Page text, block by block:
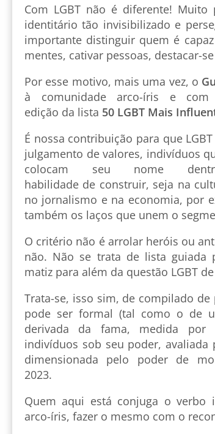
Com LGBT não é diferente!
identitário tão invisibilizado e
importante distinguir quem é
mentes, cativar pessoas, destacar-
Por esse motivo, mais uma vez, o
à comunidade arco-íris e
edição da lista 50 LGBT Mais
É nossa contribuição para que
julgamento de valores, indivíduos
colocam seu nome
habilidade de construir, seja na
no jornalismo e na economia, por
também os laços que unem o
O critério não é arrolar heróis ou
não. Não se trata de lista guiada
matiz para além da questão LGBT
Trata-se, isso sim, de compilado
pode ser formal (tal como o de
derivada da fama, medida
indivíduos sob seu poder, avaliada
dimensionada pelo poder de
2023.
Quem aqui está conjuga o verbo
arco-íris, fazer o mesmo com o